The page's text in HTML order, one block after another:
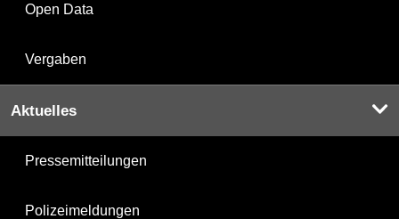
Open Data
Vergaben
Aktuelles
Pressemitteilungen
Polizeimeldungen